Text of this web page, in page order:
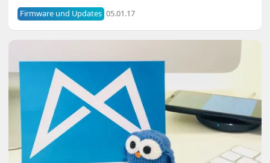
Firmware und Updates 05.01.17